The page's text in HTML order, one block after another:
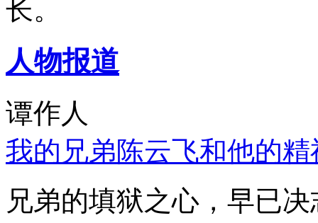
长。
人物报道
谭作人
我的兄弟陈云飞和他的
兄弟的填狱之心，早已